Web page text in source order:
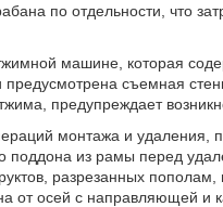
по отдельности, что
машине, которая
съемная
предупреждает
монтажа и удаления,
поддона из рамы перед
разрезанных пополам,
от осей с направляющей и